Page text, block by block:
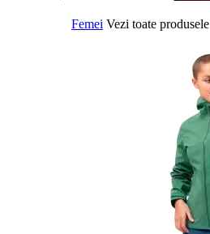
Femei Vezi toate produsele